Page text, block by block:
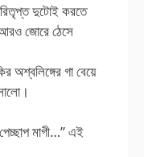
দুটোই করতে
আরও জোরে ঠেসে
গা বেয়ে
মাগী…” এই